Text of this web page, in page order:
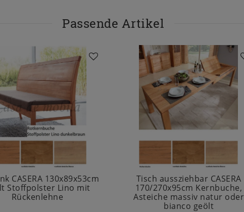
Passende Artikel
CASERA 130x89x53cm
Stoffpolster Lino mit
Rückenlehne
Tisch aussziehbar CASERA
170/270x95cm Kernbuche,
Asteiche massiv natur oder
bianco geölt